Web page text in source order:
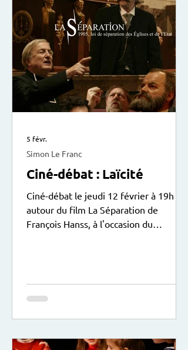
Ciné-débat : Laïcité
Ciné-débat le jeudi 12 février à 19h
autour du film La Séparation de
François Hanss, à l'occasion du
didactique du Patronage Laïque Jules
Simon Le Franc
5 févr.